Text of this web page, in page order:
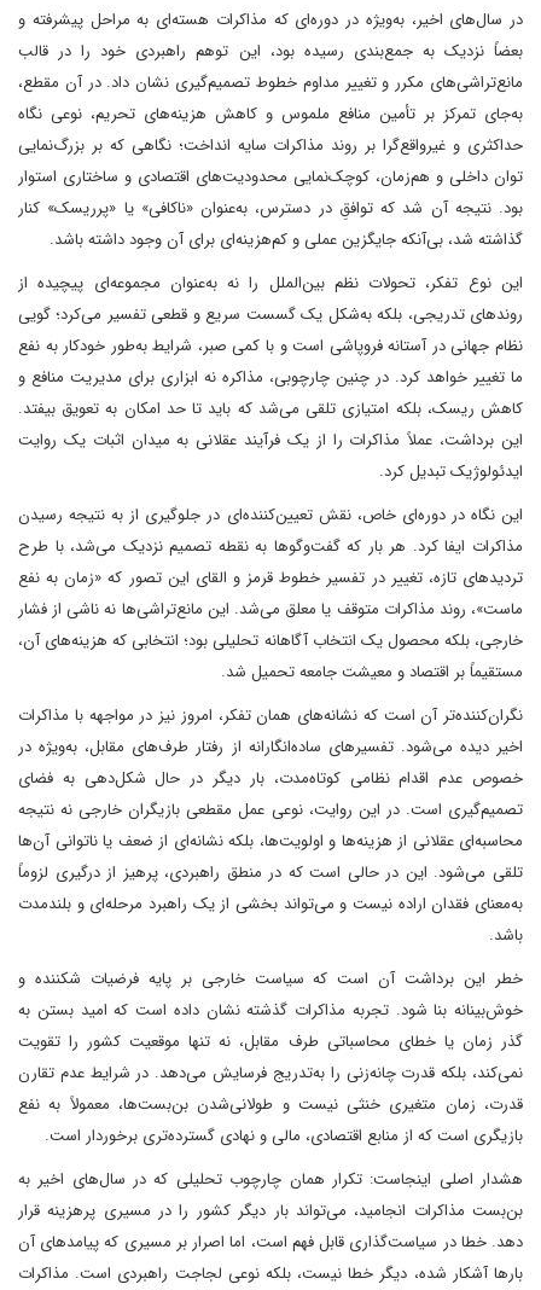
در سال‌های اخیر، به‌ویژه در دوره‌ای که مذاکرات هسته‌ای به مراحل پیشرفته و
بعضاً نزدیک به جمع‌بندی رسیده بود، این توهم راهبردی خود را در قالب
مانع‌تراشی‌های مکرر و تغییر مداوم خطوط تصمیم‌گیری نشان داد. در آن مقطع،
به‌جای تمرکز بر تأمین منافع ملموس و کاهش هزینه‌های تحریم، نوعی نگاه
حداکثری و غیرواقع‌گرا بر روند مذاکرات سایه انداخت؛ نگاهی که بر بزرگ‌نمایی
توان داخلی و هم‌زمان، کوچک‌نمایی محدودیت‌های اقتصادی و ساختاری استوار
بود. نتیجه آن شد که توافقِ در دسترس، به‌عنوان «ناکافی» یا «پرریسک» کنار
گذاشته شد، بی‌آنکه جایگزین عملی و کم‌هزینه‌ای برای آن وجود داشته باشد.
این نوع تفکر، تحولات نظم بین‌الملل را نه به‌عنوان مجموعه‌ای پیچیده از
روندهای تدریجی، بلکه به‌شکل یک گسست سریع و قطعی تفسیر می‌کرد؛ گویی
نظام جهانی در آستانه فروپاشی است و با کمی صبر، شرایط به‌طور خودکار به نفع
ما تغییر خواهد کرد. در چنین چارچوبی، مذاکره نه ابزاری برای مدیریت منافع و
کاهش ریسک، بلکه امتیازی تلقی می‌شد که باید تا حد امکان به تعویق بیفتد.
این برداشت، عملاً مذاکرات را از یک فرآیند عقلانی به میدان اثبات یک روایت
ایدئولوژیک تبدیل کرد.
این نگاه در دوره‌ای خاص، نقش تعیین‌کننده‌ای در جلوگیری از به نتیجه رسیدن
مذاکرات ایفا کرد. هر بار که گفت‌وگوها به نقطه تصمیم نزدیک می‌شد، با طرح
تردیدهای تازه، تغییر در تفسیر خطوط قرمز و القای این تصور که «زمان به نفع
ماست»، روند مذاکرات متوقف یا معلق می‌شد. این مانع‌تراشی‌ها نه ناشی از فشار
خارجی، بلکه محصول یک انتخاب آگاهانه تحلیلی بود؛ انتخابی که هزینه‌های آن،
مستقیماً بر اقتصاد و معیشت جامعه تحمیل شد.
نگران‌کننده‌تر آن است که نشانه‌های همان تفکر، امروز نیز در مواجهه با مذاکرات
اخیر دیده می‌شود. تفسیرهای ساده‌انگارانه از رفتار طرف‌های مقابل، به‌ویژه در
خصوص عدم اقدام نظامی کوتاه‌مدت، بار دیگر در حال شکل‌دهی به فضای
تصمیم‌گیری است. در این روایت، نوعی عمل مقطعی بازیگران خارجی نه نتیجه
محاسبه‌ای عقلانی از هزینه‌ها و اولویت‌ها، بلکه نشانه‌ای از ضعف یا ناتوانی آن‌ها
تلقی می‌شود. این در حالی است که در منطق راهبردی، پرهیز از درگیری لزوماً
به‌معنای فقدان اراده نیست و می‌تواند بخشی از یک راهبرد مرحله‌ای و بلندمدت
باشد.
خطر این برداشت آن است که سیاست خارجی بر پایه فرضیات شکننده و
خوش‌بینانه بنا شود. تجربه مذاکرات گذشته نشان داده است که امید بستن به
گذر زمان یا خطای محاسباتی طرف مقابل، نه تنها موقعیت کشور را تقویت
نمی‌کند، بلکه قدرت چانه‌زنی را به‌تدریج فرسایش می‌دهد. در شرایط عدم تقارن
قدرت، زمان متغیری خنثی نیست و طولانی‌شدن بن‌بست‌ها، معمولاً به نفع
بازیگری است که از منابع اقتصادی، مالی و نهادی گسترده‌تری برخوردار است.
هشدار اصلی اینجاست: تکرار همان چارچوب تحلیلی که در سال‌های اخیر به
بن‌بست مذاکرات انجامید، می‌تواند بار دیگر کشور را در مسیری پرهزینه قرار
دهد. خطا در سیاست‌گذاری قابل فهم است، اما اصرار بر مسیری که پیامدهای آن
بارها آشکار شده، دیگر خطا نیست، بلکه نوعی لجاجت راهبردی است. مذاکرات